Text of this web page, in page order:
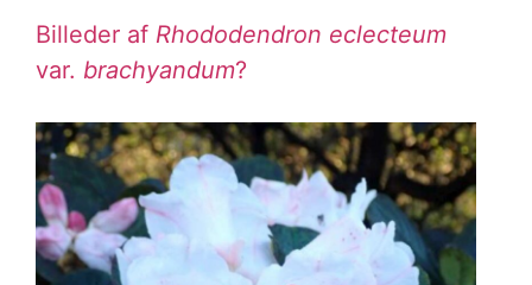
Billeder af Rhododendron eclecteum
var. brachyandum?